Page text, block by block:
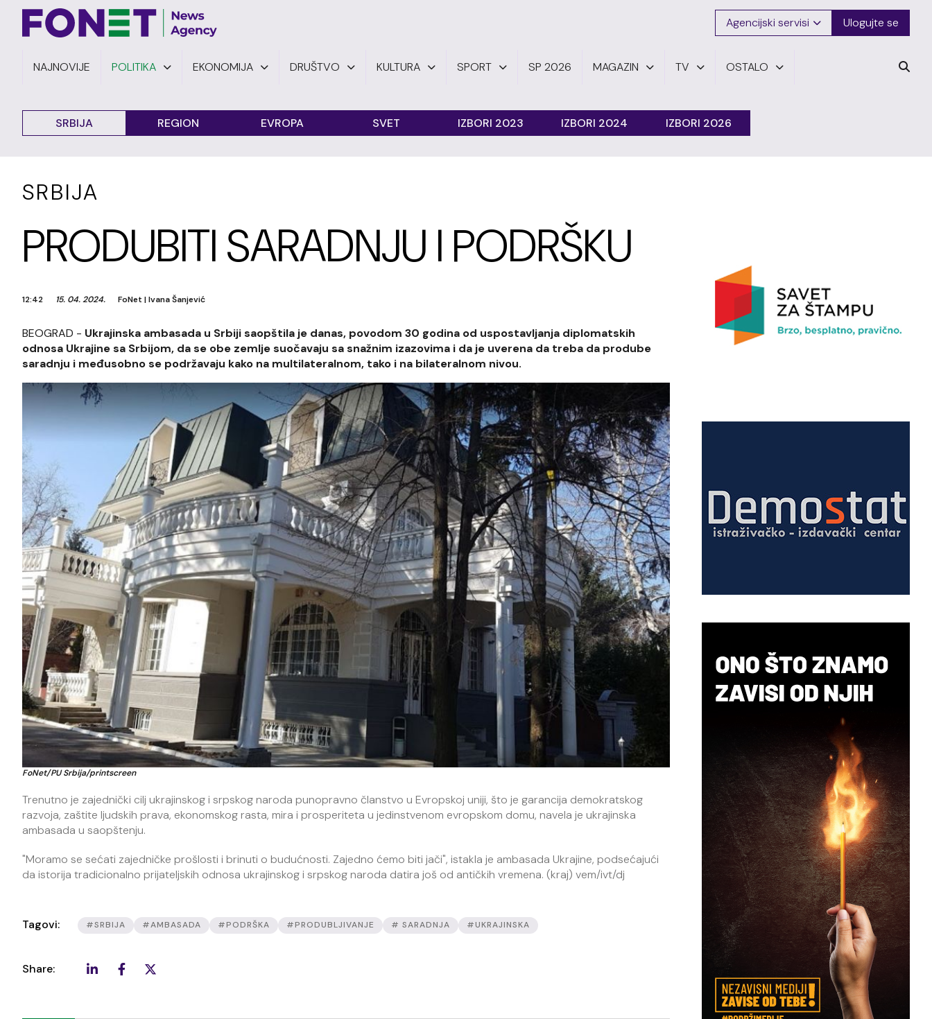
Agencijski servisi Ulogujte se
NAJNOVIJE POLITIKA EKONOMIJA DRUŠTVO KULTURA SPORT SP 2026 MAGAZIN TV OSTALO
SRBIJA REGION EVROPA SVET IZBORI 2023 IZBORI 2024 IZBORI 2026
SRBIJA
PRODUBITI SARADNJU I PODRŠKU
12:42 15. 04. 2024. FoNet |Ivana Šanjević
BEOGRAD - Ukrajinska ambasada u Srbiji saopštila je danas, povodom 30 godina od uspostavljanja diplomatskih
odnosa Ukrajine sa Srbijom, da se obe zemlje suočavaju sa snažnim izazovima i da je uverena da treba da prodube
saradnju i međusobno se podržavaju kako na multilateralnom, tako i na bilateralnom nivou.
FoNet/PU Srbija/printscreen
Trenutno je zajednički cilj ukrajinskog i srpskog naroda punopravno članstvo u Evropskoj uniji, što je garancija demokratskog
razvoja, zaštite ljudskih prava, ekonomskog rasta, mira i prosperiteta u jedinstvenom evropskom domu, navela je ukrajinska
ambasada u saopštenju.
"Moramo se sećati zajedničke prošlosti i brinuti o budućnosti. Zajedno ćemo biti jači", istakla je ambasada Ukrajine, podsećajući
da istorija tradicionalno prijateljskih odnosa ukrajinskog i srpskog naroda datira još od antičkih vremena. (kraj) vem/ivt/dj
Tagovi: #SRBIJA #AMBASADA #PODRŠKA #PRODUBLJIVANJE # SARADNJA #UKRAJINSKA
Share: